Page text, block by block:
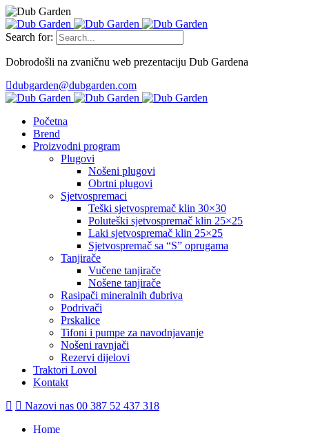
Search for:
Dobrodošli na zvaničnu web prezentaciju Dub Gardena
dubgarden@dubgarden.com
Početna
Brend
Proizvodni program
Plugovi
Nošeni plugovi
Obrtni plugovi
Sjetvospremaci
Teški sjetvospremač klin 30×30
Poluteški sjetvospremač klin 25×25
Laki sjetvospremač klin 25×25
Sjetvospremač sa “S” oprugama
Tanjirače
Vučene tanjirače
Nošene tanjirače
Rasipači mineralnih đubriva
Podrivači
Prskalice
Tifoni i pumpe za navodnjavanje
Nošeni ravnjači
Rezervi dijelovi
Traktori Lovol
Kontakt
Nazovi nas 00 387 52 437 318
Home